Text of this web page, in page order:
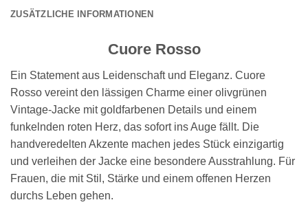
ZUSÄTZLICHE INFORMATIONEN
Cuore Rosso
Ein Statement aus Leidenschaft und Eleganz. Cuore
Rosso vereint den lässigen Charme einer olivgrünen
Vintage-Jacke mit goldfarbenen Details und einem
funkelnden roten Herz, das sofort ins Auge fällt. Die
handveredelten Akzente machen jedes Stück einzigartig
und verleihen der Jacke eine besondere Ausstrahlung. Für
Frauen, die mit Stil, Stärke und einem offenen Herzen
durchs Leben gehen.